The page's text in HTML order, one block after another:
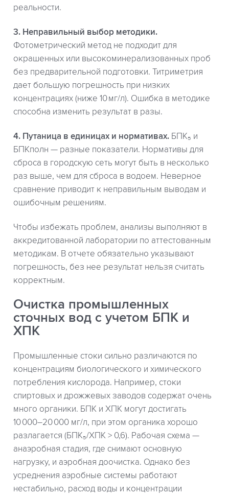
реальности.
3. Неправильный выбор методики.
Фотометрический метод не подходит для
окрашенных или высокоминерализованных проб
без предварительной подготовки. Титриметрия
дает большую погрешность при низких
концентрациях (ниже 10 мг/л). Ошибка в методике
способна изменить результат в разы.
4. Путаница в единицах и нормативах. БПК₅ и
БПКполн — разные показатели. Нормативы для
сброса в городскую сеть могут быть в несколько
раз выше, чем для сброса в водоем. Неверное
сравнение приводит к неправильным выводам и
ошибочным решениям.
Чтобы избежать проблем, анализы выполняют в
аккредитованной лаборатории по аттестованным
методикам. В отчете обязательно указывают
погрешность, без нее результат нельзя считать
корректным.
Очистка промышленных
сточных вод с учетом БПК и
ХПК
Промышленные стоки сильно различаются по
концентрациям биологического и химического
потребления кислорода. Например, стоки
спиртовых и дрожжевых заводов содержат очень
много органики. БПК и ХПК могут достигать
10 000–20 000 мг/л, при этом органика хорошо
разлагается (БПК₅/ХПК > 0,6). Рабочая схема —
анаэробная стадия, где снимают основную
нагрузку, и аэробная доочистка. Однако без
усреднения аэробные системы работают
нестабильно, расход воды и концентрации